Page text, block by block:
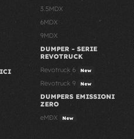
3.5MDX
6MDX
9MDX
DUMPER - SERIE
REVOTRUCK
Revotruck 6
New
Revotruck 9 New
DUMPERS EMISSIONI
ZERO
eMDX
New